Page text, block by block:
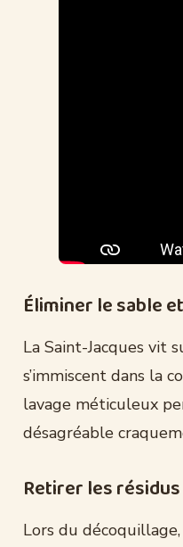
Éliminer le sable
La Saint-Jacques vit
s’immiscent dans la
lavage méticuleux
désagréable
Retirer les
Lors du